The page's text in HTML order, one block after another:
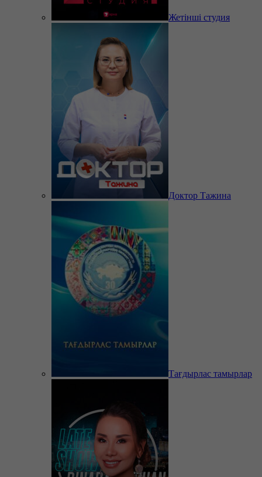
Жетінші студия
Доктор Тажина
Тағдырлас тамырлар